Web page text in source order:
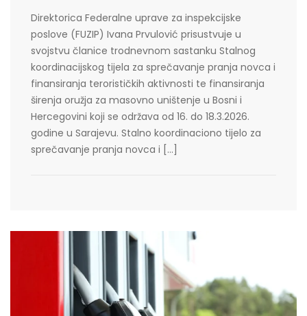
Direktorica Federalne uprave za inspekcijske
poslove (FUZIP) Ivana Prvulović prisustvuje u
svojstvu članice trodnevnom sastanku Stalnog
koordinacijskog tijela za sprečavanje pranja novca i
finansiranja terorističkih aktivnosti te finansiranja
širenja oružja za masovno uništenje u Bosni i
Hercegovini koji se održava od 16. do 18.3.2026.
godine u Sarajevu. Stalno koordinaciono tijelo za
sprečavanje pranja novca i […]